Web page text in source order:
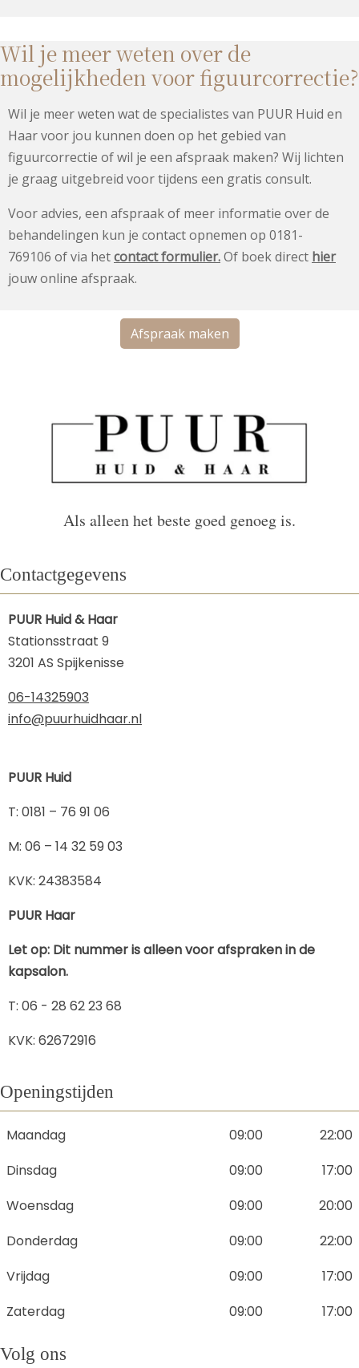
Wil je meer weten over de
mogelijkheden voor figuurcorrectie?
Wil je meer weten wat de specialistes van PUUR Huid en
Haar voor jou kunnen doen op het gebied van
figuurcorrectie of wil je een afspraak maken? Wij lichten
je graag uitgebreid voor tijdens een gratis consult.
Voor advies, een afspraak of meer informatie over de
behandelingen kun je contact opnemen op 0181-
769106 of via hetcontact formulier.Of boek direct hier
jouw online afspraak.
Afspraak maken
Als alleen het beste goed genoeg is.
Contactgegevens
PUUR Huid & Haar
Stationsstraat 9
3201 AS Spijkenisse
06-14325903
info@puurhuidhaar.nl
PUUR Huid
​T: 0181 – 76 91 06
​M: 06 – 14 32 59 03
KVK: 24383584
PUUR Haar
Let op: Dit nummer is alleen voor afspraken in de
kapsalon.
T: 06 - 28 62 23 68
KVK: 62672916
Openingstijden
Maandag 09:00
22:00
Dinsdag
09:00
17:00
Woensdag
09:00
20:00
Donderdag
09:00
22:00
Vrijdag
09:00
17:00
Zaterdag
09:00 17:00
Volg ons